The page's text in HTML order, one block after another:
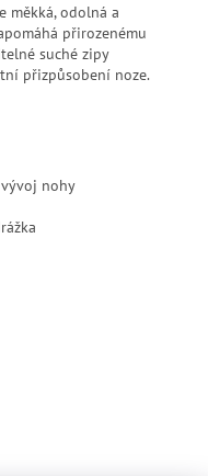
měkká, odolná a
přirozenému
suché zipy
přizpůsobení noze.
vývoj nohy